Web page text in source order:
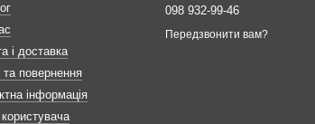
і доставка
повернення
інформація
098 932-99-46
Передзвонити вам?